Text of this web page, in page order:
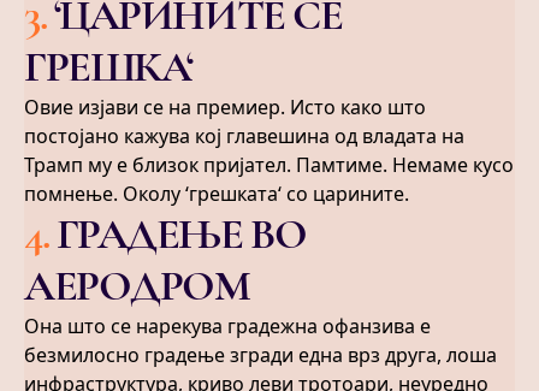
3.‘ЦАРИНИТЕ СЕ
ГРЕШКА‘
Овие изјави се на премиер. Исто како што
постојано кажува кој главешина од владата на
Трамп му е близок пријател. Памтиме. Немаме кусо
помнење. Околу ‘грешката‘ со царините.
4.ГРАДЕЊЕ ВО
АЕРОДРОМ
Она што се нарекува градежна офанзива е
безмилосно градење згради една врз друга, лоша
инфраструктура, криво леви тротоари, неуредно